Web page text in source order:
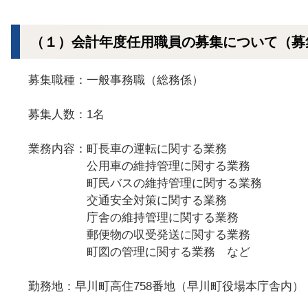
（１）会計年度任用職員の募集について（
募集職種：一般事務職（総務係）
募集人数：1名
業務内容：町長車の運転に関する業務
公用車の維持管理に関する業務
町民バスの維持管理に関する業務
交通安全対策に関する業務
庁舎の維持管理に関する業務
郵便物の収受発送に関する業務
町図の管理に関する業務 など
勤務地：早川町高住758番地（早川町役場本庁舎内）